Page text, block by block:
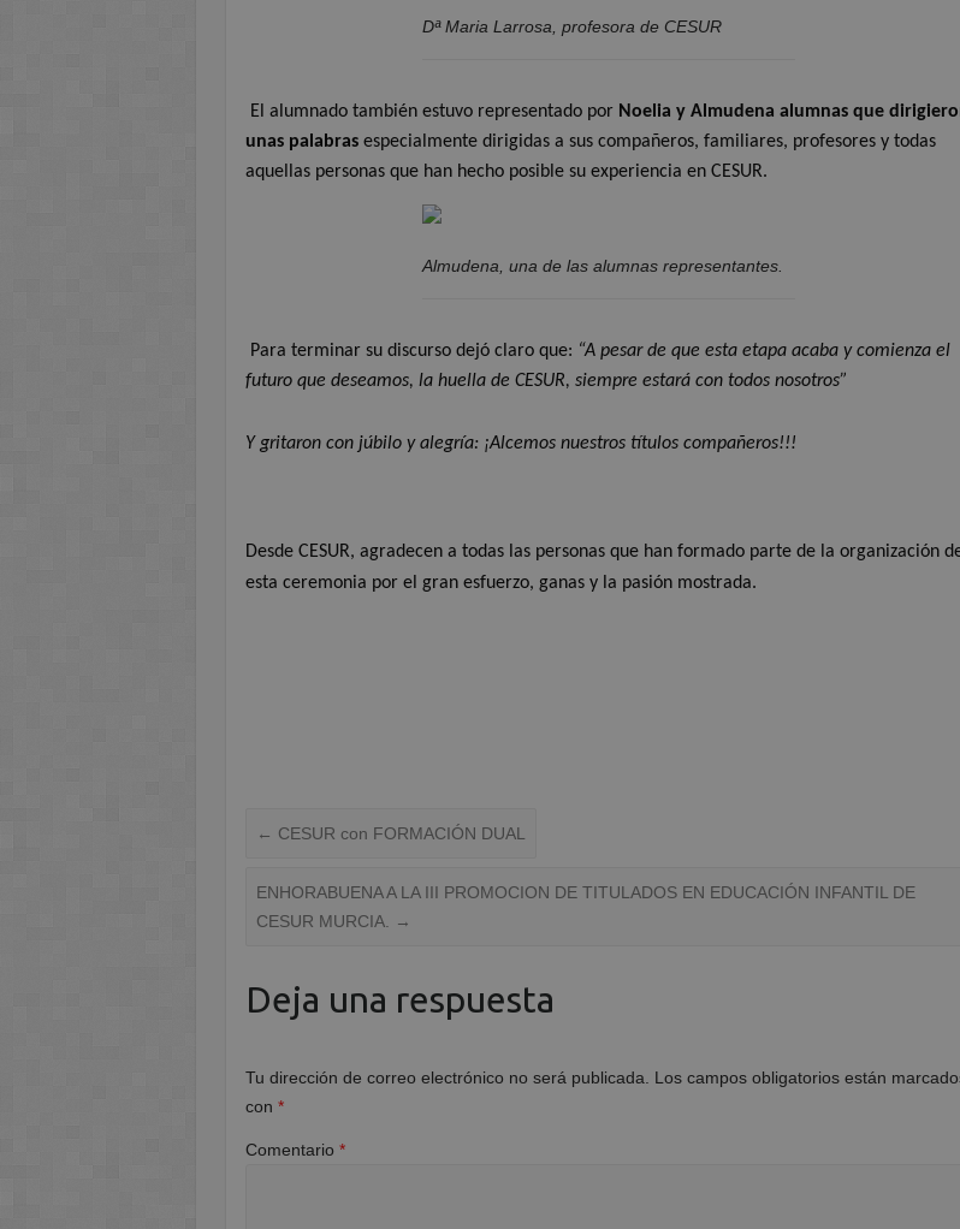
Dª Maria Larrosa, profesora de CESUR
El alumnado también estuvo representado por Noelia y Almudena alumnas que
unas palabrasespecialmente dirigidas a sus compañeros, familiares, profesores y todas
aquellas personas que han hecho posible su experiencia en CESUR.
Almudena, una de las alumnas representantes.
Para terminar su discurso dejó claro que: “A pesar de que esta etapa acaba y comienza el
futuro que deseamos, la huella de CESUR, siempre estará con todos nosotros”
Y gritaron con júbilo y alegría: ¡Alcemos nuestros títulos compañeros!!!
Desde CESUR, agradecen a todas las personas que han formado parte de la organización
esta ceremonia por el gran esfuerzo, ganas y la pasión mostrada.
← CESUR con FORMACIÓN DUAL
ENHORABUENA A LA III PROMOCION DE TITULADOS EN EDUCACIÓN INFANTIL DE
CESUR MURCIA.
→
Deja una respuesta
Tu dirección de correo electrónico no será publicada. Los campos obligatorios están
con*
Comentario*